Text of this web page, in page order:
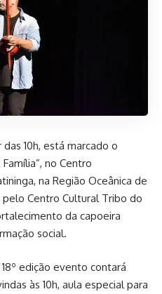
10h, está marcado o
no Centro
na Região Oceânica de
Centro Cultural Tribo do
da capoeira
social.
edição evento contará
às 10h, aula especial para